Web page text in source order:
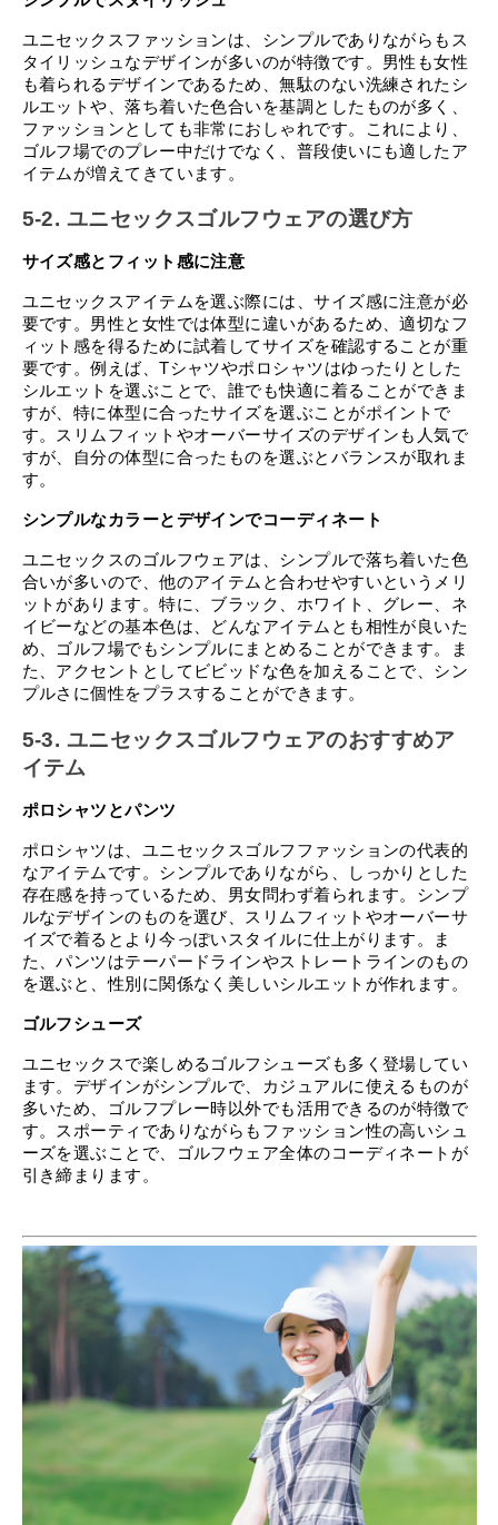
ユニセックスファッションは、シンプルでありながらもス
タイリッシュなデザインが多いのが特徴です。男性も女性
も着られるデザインであるため、無駄のない洗練されたシ
ルエットや、落ち着いた色合いを基調としたものが多く、
ファッションとしても非常におしゃれです。これにより、
ゴルフ場でのプレー中だけでなく、普段使いにも適したア
イテムが増えてきています。
5-2. ユニセックスゴルフウェアの選び方
サイズ感とフィット感に注意
ユニセックスアイテムを選ぶ際には、サイズ感に注意が必
要です。男性と女性では体型に違いがあるため、適切なフ
ィット感を得るために試着してサイズを確認することが重
要です。例えば、Tシャツやポロシャツはゆったりとした
シルエットを選ぶことで、誰でも快適に着ることができま
すが、特に体型に合ったサイズを選ぶことがポイントで
す。スリムフィットやオーバーサイズのデザインも人気で
すが、自分の体型に合ったものを選ぶとバランスが取れま
す。
シンプルなカラーとデザインでコーディネート
ユニセックスのゴルフウェアは、シンプルで落ち着いた色
合いが多いので、他のアイテムと合わせやすいというメリ
ットがあります。特に、ブラック、ホワイト、グレー、ネ
イビーなどの基本色は、どんなアイテムとも相性が良いた
め、ゴルフ場でもシンプルにまとめることができます。ま
た、アクセントとしてビビッドな色を加えることで、シン
プルさに個性をプラスすることができます。
5-3. ユニセックスゴルフウェアのおすすめア
イテム
ポロシャツとパンツ
ポロシャツは、ユニセックスゴルフファッションの代表的
なアイテムです。シンプルでありながら、しっかりとした
存在感を持っているため、男女問わず着られます。シンプ
ルなデザインのものを選び、スリムフィットやオーバーサ
イズで着るとより今っぽいスタイルに仕上がります。ま
た、パンツはテーパードラインやストレートラインのもの
を選ぶと、性別に関係なく美しいシルエットが作れます。
ゴルフシューズ
ユニセックスで楽しめるゴルフシューズも多く登場してい
ます。デザインがシンプルで、カジュアルに使えるものが
多いため、ゴルフプレー時以外でも活用できるのが特徴で
す。スポーティでありながらもファッション性の高いシュ
ーズを選ぶことで、ゴルフウェア全体のコーディネートが
引き締まります。